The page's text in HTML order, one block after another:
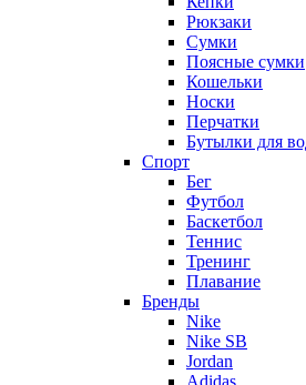
Рюкзаки
Сумки
Поясные сумки
Кошельки
Носки
Перчатки
Бутылки для
Спорт
Бег
Футбол
Баскетбол
Теннис
Тренинг
Плавание
Бренды
Nike
Nike SB
Jordan
Adidas